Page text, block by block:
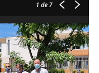
1 de 7